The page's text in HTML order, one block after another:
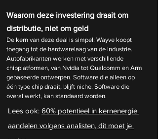
Waarom deze investering draait om
distributie, niet om geld
De kern van deze deal is simpel: Wayve koopt
toegang tot de hardwarelaag van de industrie.
Autofabrikanten werken met verschillende
chipplatformen, van Nvidia tot Qualcomm en Arm
gebaseerde ontwerpen. Software die alleen op
één type chip draait, blijft niche. Software die
overal werkt, kan standaard worden.
Lees ook: 60% potentieel in kernenergie
aandelen volgens analisten, dit moet je